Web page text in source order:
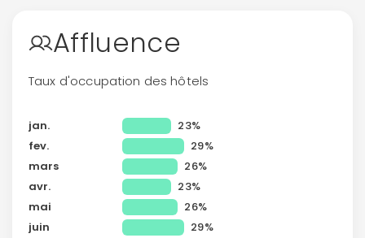
Affluence
Taux d'occupation des hôtels
jan.
23%
fev.
29%
mars
26%
avr.
23%
mai
26%
juin
29%